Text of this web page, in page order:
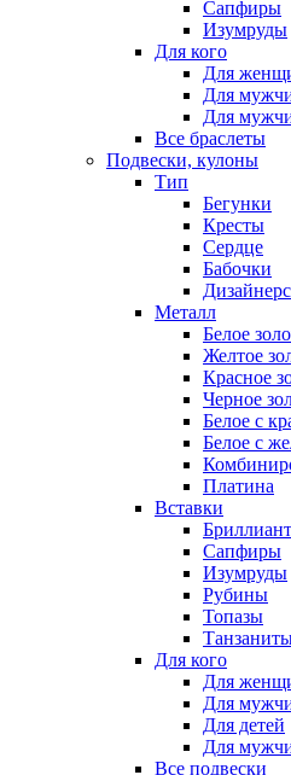
Сапфиры
Изумруды
Для кого
Для
Для
Для
Все браслеты
Подвески, кулоны
Тип
Бегунки
Кресты
Сердце
Бабочки
Металл
Белое
Желтое
Красное
Черное
Белое с
Белое с
Платина
Вставки
Сапфиры
Изумруды
Рубины
Топазы
Для кого
Для
Для
Для детей
Для
Все подвески